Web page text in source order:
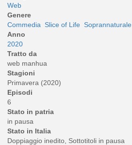
Web
Genere
Commedia
Slice of Life Soprannaturale
Anno
2020
Tratto da
web manhua
Stagioni
Primavera (2020)
Episodi
6
Stato in patria
in pausa
Stato in Italia
Doppiaggio inedito, Sottotitoli in pausa